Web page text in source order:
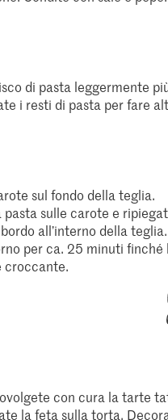
di pasta leggermente
i resti di pasta per fare
sul fondo della teglia.
sulle carote e
all’interno della
per ca. 25 minuti finché
croccante.
con cura la tarte
la feta sulla torta.